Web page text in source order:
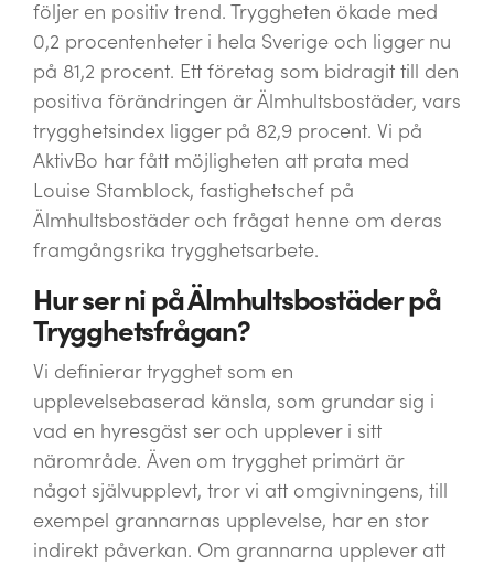
följer en positiv trend. Tryggheten ökade med
0,2 procentenheter i hela Sverige och ligger nu
på 81,2 procent. Ett företag som bidragit till den
positiva förändringen är Älmhultsbostäder, vars
trygghetsindex ligger på 82,9 procent. Vi på
AktivBo har fått möjligheten att prata med
Louise Stamblock, fastighetschef på
Älmhultsbostäder och frågat henne om deras
framgångsrika trygghetsarbete.
Hur ser ni på Älmhultsbostäder på
Trygghetsfrågan?
Vi definierar trygghet som en
upplevelsebaserad känsla, som grundar sig i
vad en hyresgäst ser och upplever i sitt
närområde. Även om trygghet primärt är
något självupplevt, tror vi att omgivningens, till
exempel grannarnas upplevelse, har en stor
indirekt påverkan. Om grannarna upplever att